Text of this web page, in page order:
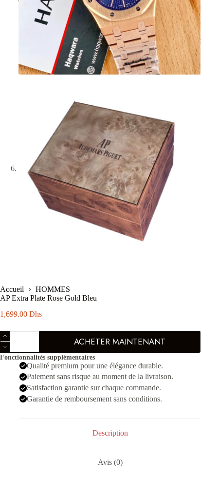
Accueil
HOMMES
AP Extra Plate Rose Gold Bleu
1,699.00 Dhs
quantité
de
AP
Extra
ACHETER MAINTENANT
Fonctionnalités supplémentaires
Qualité premium pour une élégance durable.
Paiement sans risque au moment de la livraison.
Satisfaction garantie sur chaque commande.
Garantie de remboursement sans conditions.
Description
Avis (0)